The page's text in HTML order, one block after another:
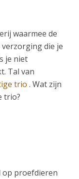
waarmee de
die je
je niet
Tal van
trio . Wat zijn
trio?
proefdieren